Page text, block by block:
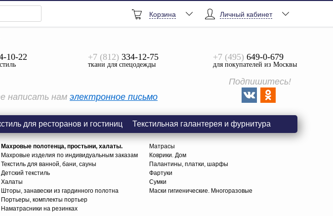
Просмотреть Все
Личный кабинет
Корзина
10-22 +7 (812) 334-12-75
ткани для спецодежды
+7 (495) 649-0-679
для покупателей из Москвы
написать нам электронное письмо
Подпишитесь!
для ресторанов и гостиниц Текстильная галантерея и фурнитура
Махровые полотенца, простыни, халаты.
Махровые изделия по индивидуальным заказам
Текстиль для ванной, бани, сауны
Детский текстиль
Халаты
Шторы, занавески из гардинного полотна
Портьеры, комплекты портьер
Наматрасники на резинках
Матрасы
Коврики. Дом
Палантины, платки, шарфы
Фартуки
Сумки
Маски гигиенические. Многоразовые